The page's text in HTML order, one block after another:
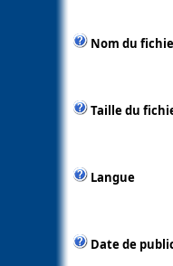
Nom du
Taille du
Langue
Date de